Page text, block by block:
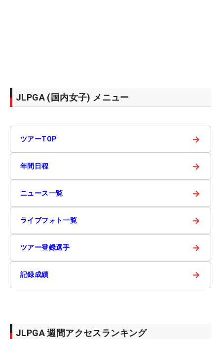
JLPGA (国内女子) メニュー
ツアーTOP →
年間日程 →
ニュース一覧 →
ライブフォト一覧 →
ツアー登録選手 →
記録成績 →
JLPGA 週間アクセスランキング